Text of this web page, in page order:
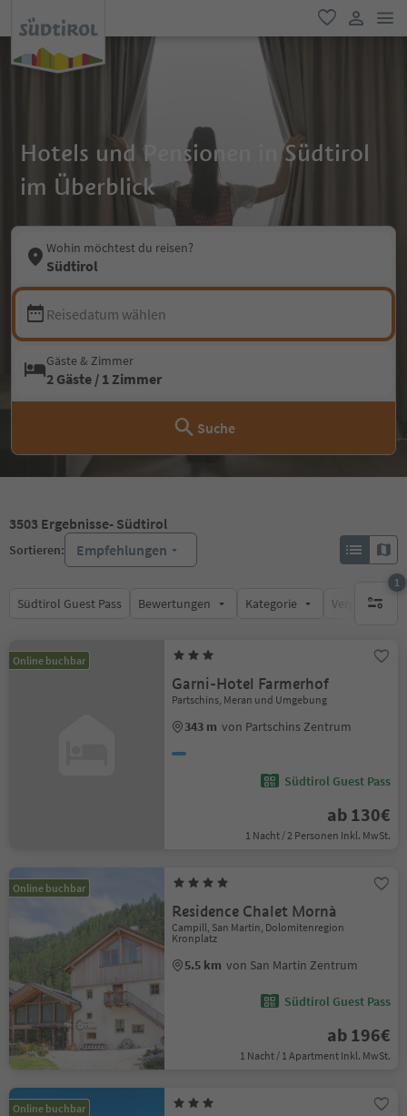
favorit
user link
Hotels und Pensionen in Südtirol
im Überblick
Wohin möchtest du reisen?
Südtirol
Reisedatum wählen
Gäste & Zimmer
2 Gäste / 1 Zimmer
Suche
3503 Ergebnisse- Südtirol
Sortieren: Empfehlungen
Südtirol Guest Pass Bewertungen Kategorie
1
1
Online buchbar
Garni-Hotel Farmerhof
Partschins, Meran und Umgebung
343 m von Partschins Zentrum
Südtirol Guest Pass
ab 130€
1 Nacht / 2 Personen Inkl. MwSt.
Online buchbar
Residence Chalet Mornà
Campill, San Martin, Dolomitenregion
Kronplatz
5.5 km von San Martin Zentrum
Südtirol Guest Pass
ab 196€
1 Nacht / 1 Apartment Inkl. MwSt.
Online buchbar